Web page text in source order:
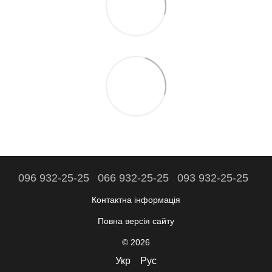
096 932-25-25 066 932-25-25 093 932-25-25
Контактна інформація
Повна версія сайту
© 2026
Укр Рус